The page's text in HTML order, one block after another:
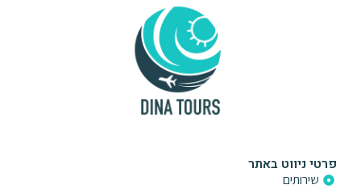
פרטי ניווט באתר
שירותים